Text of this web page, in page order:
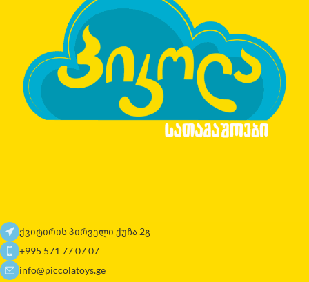
ქვიტირის პირველი ქუჩა 2გ
+995 571 77 07 07
info@piccolatoys.ge